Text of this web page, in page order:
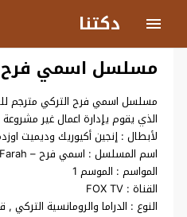
دكتنا
مسلسل اسمي فرح
مسلسل اسمي فرح التركي مترجم
الذي يقوم يإدارة اعمال غير
لأبطال : إنجين أكيوريك وديميت
اسم المسلسل : اسمي فرح – Adim Farah
المواسم : الموسم 1
القناة : FOX TV
النوع : الدراما والرومانسية